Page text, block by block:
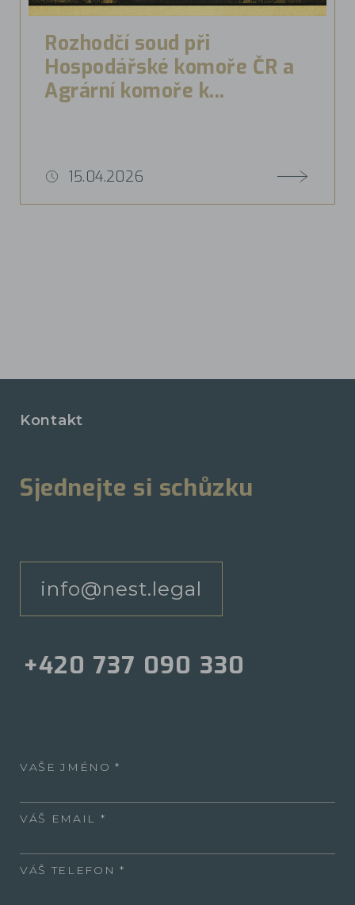
Rozhodčí soud při
Hospodářské komoře ČR a
Agrární komoře k...
15.04.2026
Kontakt
Sjednejte si schůzku
info@nest.legal
+420 737 090 330
VAŠE JMÉNO
VÁŠ EMAIL
VÁŠ TELEFON